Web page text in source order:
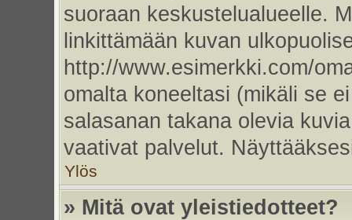
suoraan keskustelualueelle.
linkittämään kuvan
http://www.esimerkki.com/
omalta koneeltasi (mikäli se
salasanan takana olevia
vaativat palvelut.
Ylös
» Mitä ovat yleistiedotteet?